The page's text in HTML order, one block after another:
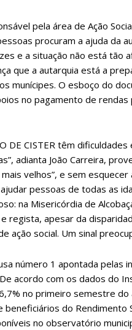
pela área de Ação
procuram a ajuda da
e a situação não está tão
que a autarquia está a
munícipes. O esboço do
no pagamento de
DE CISTER têm dificuldades
adianta João Carreira,
velhos”, e sem esquecer
pessoas de todas as
na Misericórdia de
regista, apesar da
ação social. Um sinal
número 1 apontada pelas
acordo com os dados do
no primeiro semestre
do Rendimento
no observatório